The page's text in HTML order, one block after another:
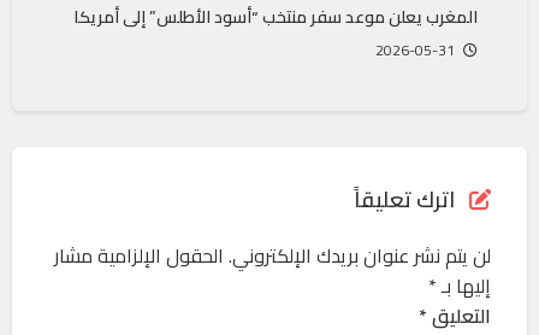
المغرب يعلن موعد سفر منتخب “أسود الأطلس” إلى أمريكا
اترك تعليقاً
لن يتم نشر عنوان بريدك الإلكتروني. الحقول الإلزامية مشار
إليها بـ*
التعليق *